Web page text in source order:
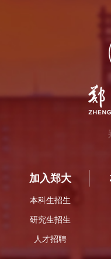
加入郑大
本科生招生
研究生招生
人才招聘